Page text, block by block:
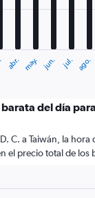
abr. may. jun. jul. ago.
barata del día
C. a Taiwán, la hora
el precio total de los